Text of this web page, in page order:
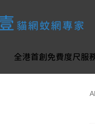
全港首創免費度尺服